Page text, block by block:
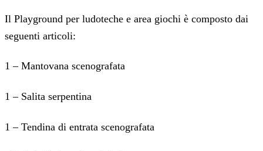
Il Playground per ludoteche e area giochi è composto dai
seguenti articoli:
1 – Mantovana scenografata
1 – Salita serpentina
1 – Tendina di entrata scenografata